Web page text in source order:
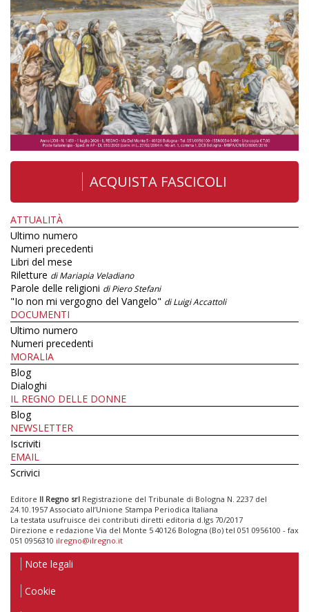
ACQUISTA FASCICOLI
ATTUALITÀ
Ultimo numero
Numeri precedenti
Libri del mese
Riletture di Mariapia Veladiano
Parole delle religioni di Piero Stefani
"Io non mi vergogno del Vangelo" di Luigi Accattoli
DOCUMENTI
Ultimo numero
Numeri precedenti
MORALIA
Blog
Dialoghi
IL REGNO DELLE DONNE
Blog
NEWSLETTER
Iscriviti
EMAIL
Scrivici
Editore Il Regno srl Registrazione del Tribunale di Bologna N. 2237 del
24.10.1957 Associato all’Unione Stampa Periodica Italiana
La testata usufruisce dei contributi diretti editoria d.lgs 70/2017
Direzione e redazione Via del Monte 5 40126 Bologna (Bo) tel 051 0956100 - fax
051 0956310 ilregno@ilregno.it
Note legali
Cookie